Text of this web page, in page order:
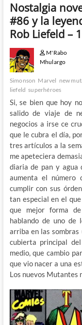
Nostalgia
#86 y la
Rob Liefeld –
M'Rabo
Mhulargo
Simonson Marvel new
liefeld superhéroes
Si, se bien que hoy
salido de viaje de
negocios a irse ce
que le cubra el día,
tres artículos a la
me apeteciera
diaria de pan y agua
aumenta el número
cumplir con sus
tan especial en el
que mejor forma
hablando de uno de
arriba en las
cubierta principal
medio, que cambio
que vio nacer a una
Los nuevos Mutantes